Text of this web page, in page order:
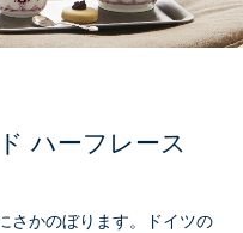
ハーフレース
さかのぼります。ドイツの